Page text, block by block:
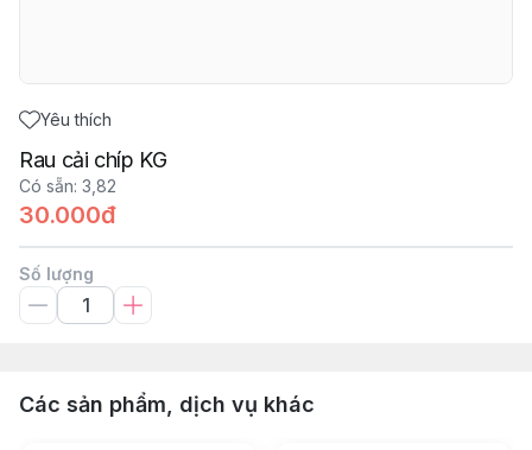
Yêu thích
Rau cải chíp KG
Có sẵn: 3,82
30.000đ
Số lượng
Các sản phẩm, dịch vụ khác